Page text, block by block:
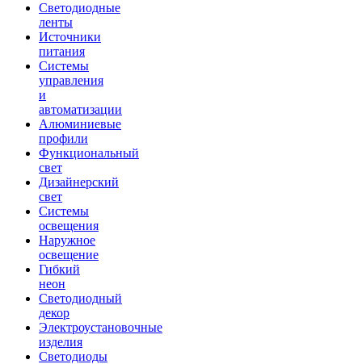
Светодиодные
ленты
Источники
питания
Системы
управления
и
автоматизации
Алюминиевые
профили
Функциональный
свет
Дизайнерский
свет
Системы
освещения
Наружное
освещение
Гибкий
неон
Светодиодный
декор
Электроустановочные
изделия
Светодиоды